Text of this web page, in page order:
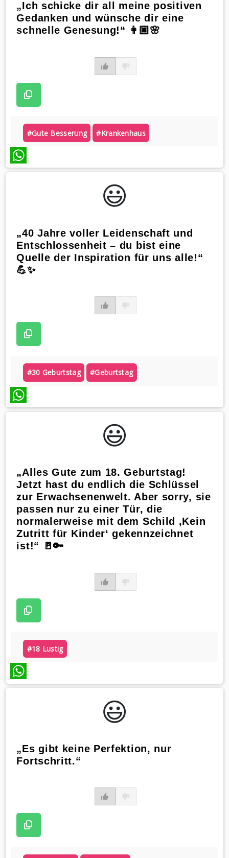
„Ich schicke dir all meine positiven
Gedanken und wünsche dir eine
schnelle Genesung!“ 👩🏼🌸
#gute Besserung #krankenhaus
WhatsApp
😃️
„40 Jahre voller Leidenschaft und
Entschlossenheit – du bist eine
Quelle der Inspiration für uns alle!“
💪✨
#30 Geburtstag #geburtstag
WhatsApp
😃️
„Alles Gute zum 18. Geburtstag!
Jetzt hast du endlich die Schlüssel
zur Erwachsenenwelt. Aber sorry, sie
passen nur zu einer Tür, die
normalerweise mit dem Schild ‚Kein
Zutritt für Kinder‘ gekennzeichnet
ist!“ 🚪🔑
#18 Lustig
WhatsApp
😃️
„Es gibt keine Perfektion, nur
Fortschritt.“